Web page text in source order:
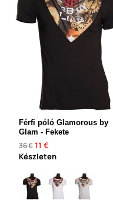
Férfi póló Glamorous by
Glam - Fekete
36 €11 €
Készleten